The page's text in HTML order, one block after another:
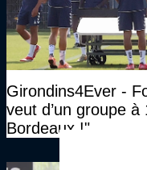
Girondins4Ever -
veut d’un groupe
Bordeaux !"